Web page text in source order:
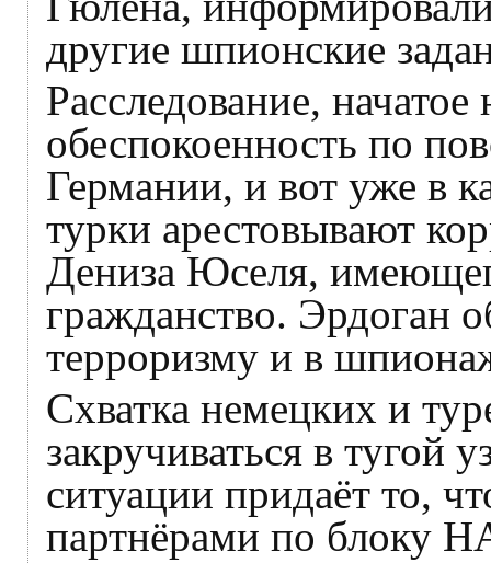
другие шпионские
Расследование,
обеспокоенность по
Германии, и вот уже в
турки арестовывают
Дениза Юселя,
гражданство. Эрдоган
терроризму и в
Схватка немецких и
закручиваться в тугой
ситуации придаёт то,
партнёрами по блоку